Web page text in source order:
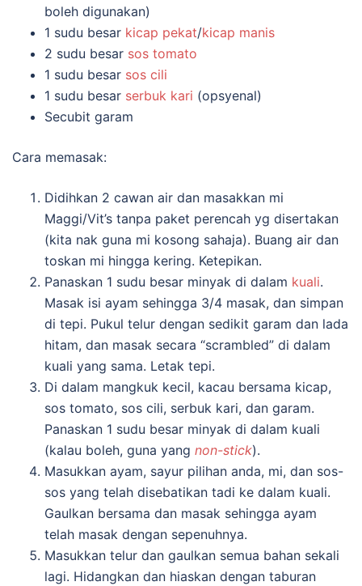
boleh digunakan)
1 sudu besar kicap pekat/kicap manis
2 sudu besar sos tomato
1 sudu besar sos cili
1 sudu besar serbuk kari (opsyenal)
Secubit garam
Cara memasak:
Didihkan 2 cawan air dan masakkan mi
Maggi/Vit’s tanpa paket perencah yg disertakan
(kita nak guna mi kosong sahaja). Buang air dan
toskan mi hingga kering. Ketepikan.
Panaskan 1 sudu besar minyak di dalam kuali.
Masak isi ayam sehingga 3/4 masak, dan simpan
di tepi. Pukul telur dengan sedikit garam dan lada
hitam, dan masak secara “scrambled” di dalam
kuali yang sama. Letak tepi.
Di dalam mangkuk kecil, kacau bersama kicap,
sos tomato, sos cili, serbuk kari, dan garam.
Panaskan 1 sudu besar minyak di dalam kuali
(kalau boleh, guna yang non-stick).
Masukkan ayam, sayur pilihan anda, mi, dan sos-
sos yang telah disebatikan tadi ke dalam kuali.
Gaulkan bersama dan masak sehingga ayam
telah masak dengan sepenuhnya.
Masukkan telur dan gaulkan semua bahan sekali
lagi. Hidangkan dan hiaskan dengan taburan